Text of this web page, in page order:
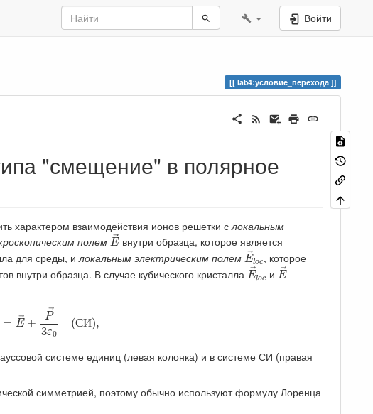
Войти
lab4:условие_перехода
"смещение" в полярное
характером взаимодействия ионов решетки с локальным
полем →
E
E→
внутри образца, которое является
для среды, илокальным электрическим полем →
Eloc
E→loc
, которое
внутри образца. В случае кубического кристалла →
Eloc
E→ oc
и →
E
E→
= →
E +
→
P
3ε0
(СИ),
=E
системе единиц (левая колонка) и в системе СИ (правая
симметрией, поэтому обычно используют формулу Лоренца